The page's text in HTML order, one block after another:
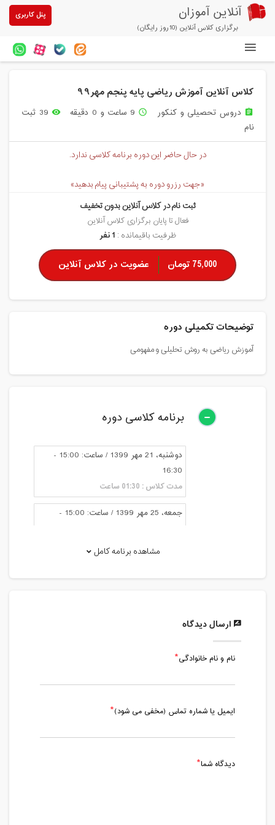
آنلاین آموزان
برگزاری کلاس آنلاین (10روز رایگان)
پنل کاربری
آزمون های آنلاین
درباره ما
کلاس آنلاین آموزش ریاضی پایه پنجم مهر۹۹
assignment دروس تحصیلی و کنکور access_time 9 ساعت و 0 دقیقه remove_red_eye
39 ثبت
نام
در حال حاضر این دوره برنامه کلاسی ندارد.
«جهت رزرو دوره به پشتیبانی پیام بدهید»
ثبت نام در کلاس آنلاین بدون تخفیف
فعال تا پایان برگزاری کلاس آنلاین
ظرفیت باقیمانده : 1 نفر
75,000 تومان عضویت در کلاس آنلاین
توضیحات تکمیلی دوره
آموزش ریاضی به روش تحلیلی و مفهومی
برنامه کلاسی دوره
دوشنبه، 21 مهر 1399 / ساعت: 15:00 -
16:30
مدت کلاس : 01:30 ساعت
جمعه، 25 مهر 1399 / ساعت: 15:00 -
مدت کلاس : 01:30 ساعت
16:30
مشاهده برنامه کامل
ارسال دیدگاه
نام و نام خانوادگی
ایمیل یا شماره تماس (مخفی می شود)
دیدگاه شما